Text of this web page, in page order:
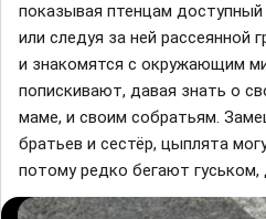
показывая птенцам
или следуя за ней рассеянной
и знакомятся с окружающим
попискивают, давая знать о
маме, и своим собратьям.
братьев и сестёр, цыплята
потому редко бегают гуськом,